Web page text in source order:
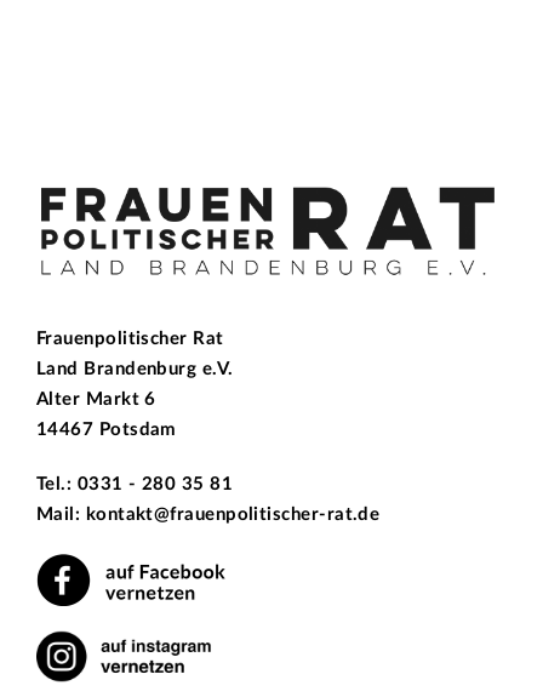
Frauenpolitischer Rat
Land Brandenburg e.V.
Alter Markt 6
14467 Potsdam
Tel.: 0331 - 280 35 81
Mail: kontakt@frauenpolitischer-rat.de